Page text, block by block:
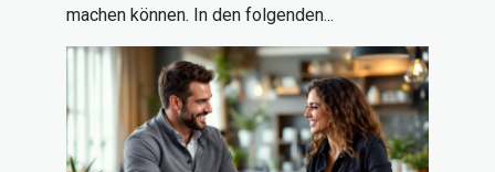
machen können. In den folgenden...